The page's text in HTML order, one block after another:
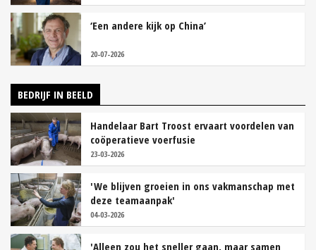
‘Een andere kijk op China’
20-07-2026
BEDRIJF IN BEELD
Handelaar Bart Troost ervaart voordelen van
coöperatieve voerfusie
23-03-2026
'We blijven groeien in ons vakmanschap met
deze teamaanpak'
04-03-2026
'Alleen zou het sneller gaan, maar samen